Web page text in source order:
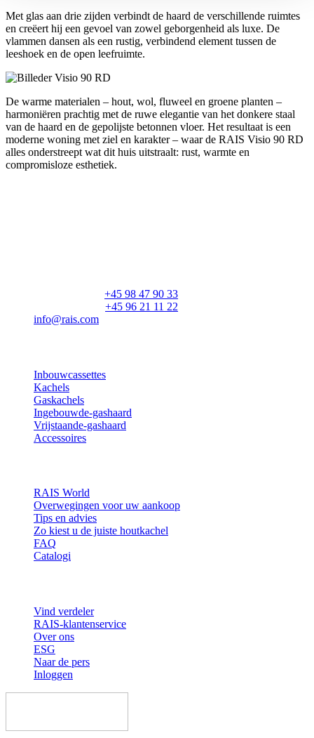
Met glas aan drie zijden verbindt de haard de verschillende ruimtes
en creëert hij een gevoel van zowel geborgenheid als luxe. De
vlammen dansen als een rustig, verbindend element tussen de
leeshoek en de open leefruimte.
De warme materialen – hout, wol, fluweel en groene planten –
harmoniëren prachtig met de ruwe elegantie van het donkere staal
van de haard en de gepolijste betonnen vloer. Het resultaat is een
moderne woning met ziel en karakter – waar de RAIS Visio 90 RD
alles onderstreept wat dit huis uitstraalt: rust, warmte en
compromisloze esthetiek.
+45 98 47 90 33
+45 96 21 11 22
info@rais.com
Inbouwcassettes
Kachels
Gaskachels
Ingebouwde-gashaard
Vrijstaande-gashaard
Accessoires
RAIS World
Overwegingen voor uw aankoop
Tips en advies
Zo kiest u de juiste houtkachel
FAQ
Catalogi
Vind verdeler
RAIS-klantenservice
Over ons
ESG
Naar de pers
Inloggen